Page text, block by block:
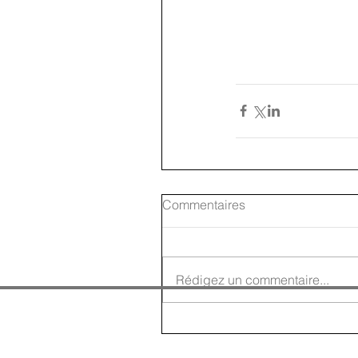
Commentaires
Rédigez un commentaire...